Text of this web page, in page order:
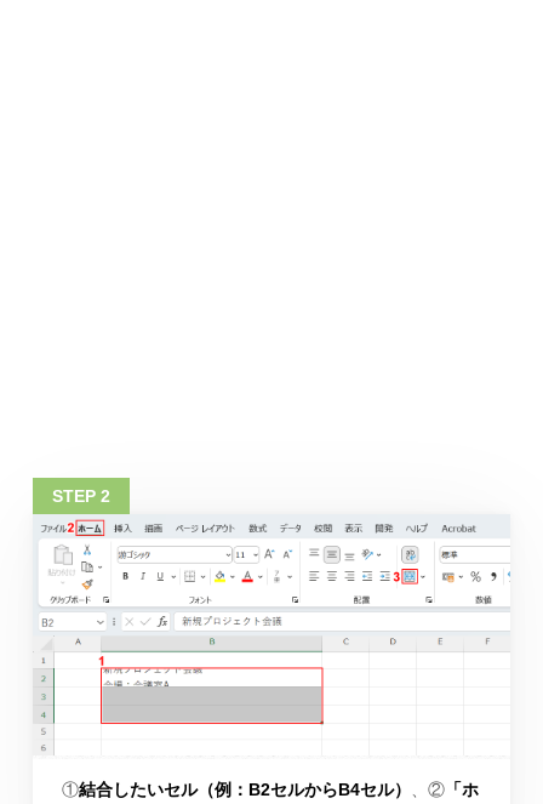
①結合したいセル（例：B2セルからB4セル） 、②「ホ